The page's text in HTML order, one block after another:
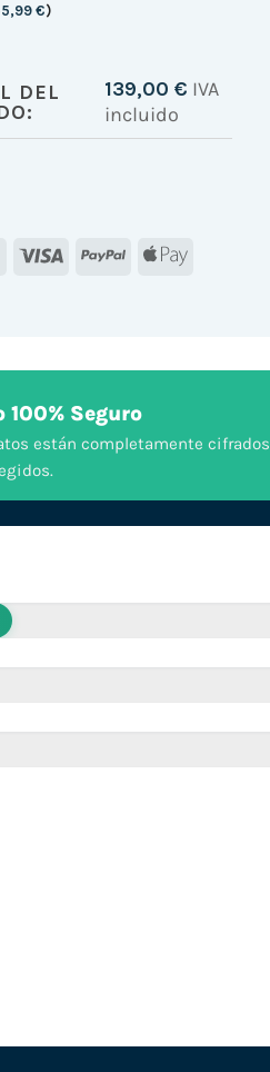
5,99 €)
DEL
139,00 € IVA
incluido
MasterCard
Visa PayPal Apple
100% Seguro
están completamente cifrados